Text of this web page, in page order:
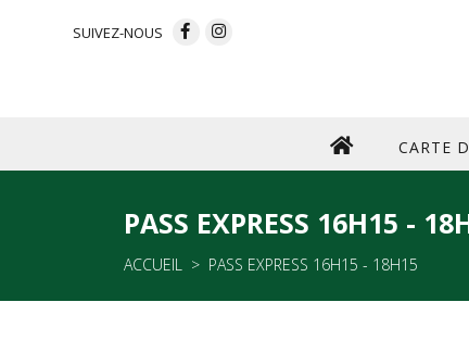
SUIVEZ-NOUS
CARTE
PASS EXPRESS 16H15 -
ACCUEIL PASS EXPRESS 16H15 - 18H15